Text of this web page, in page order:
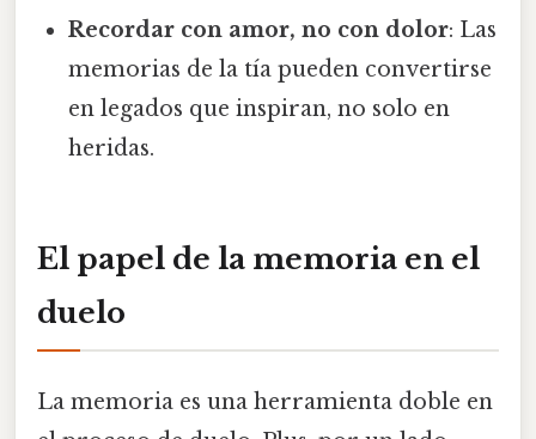
Recordar con amor, no con dolor: Las
memorias de la tía pueden convertirse
en legados que inspiran, no solo en
heridas.
El papel de la memoria en el
duelo
La memoria es una herramienta doble en